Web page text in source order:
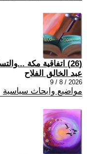
(26) اتفاقية مكة ...والتساؤلات عن المغزى
عبد الخالق الفلاح
2026 / 8 / 9
مواضيع وابحاث سياسية